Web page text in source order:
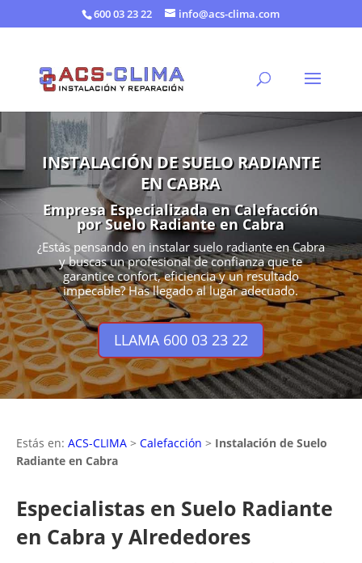
600 03 23 22 info@acs-clima.com
INSTALACIÓN DE SUELO RADIANTE
EN CABRA
Empresa Especializada en Calefacción
por Suelo Radiante en Cabra
¿Estás pensando en instalar suelo radiante en Cabra
y buscas un profesional de confianza que te
garantice confort, eficiencia y un resultado
impecable? Has llegado al lugar adecuado.
LLAMA 600 03 23 22
Estás en: ACS-CLIMA > Calefacción > Instalación de Suelo
Radiante en Cabra
Especialistas en Suelo Radiante
en Cabra y Alrededores